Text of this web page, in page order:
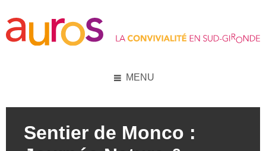
content
left
sidebar
right
sidebar
footer
MENU
Sentier de Monco :